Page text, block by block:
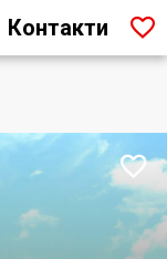
Контакти 
